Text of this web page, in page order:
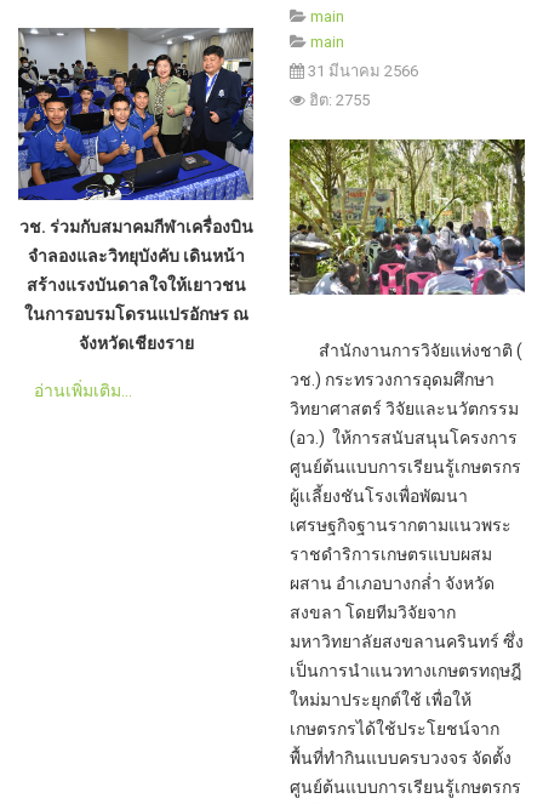
วช. ร่วมกับสมาคมกีฬาเครื่องบิน
จำลองและวิทยุบังคับ เดินหน้า
สร้างแรงบันดาลใจให้เยาวชน
ในการอบรมโดรนแปรอักษร ณ
จังหวัดเชียงราย
อ่านเพิ่มเติม...
main
main
31 มีนาคม 2566
ฮิต: 2755
สำนักงานการวิจัยแห่งชาติ (
วช.) กระทรวงการอุดมศึกษา
วิทยาศาสตร์ วิจัยและนวัตกรรม
(อว.) ให้การสนับสนุนโครงการ
ศูนย์ต้นแบบการเรียนรู้เกษตรกร
ผู้เเลี้ยงชันโรงเพื่อพัฒนา
เศรษฐกิจฐานรากตามแนวพระ
ราชดำริการเกษตรแบบผสม
ผสาน อำเภอบางกล่ำ จังหวัด
สงขลา โดยทีมวิจัยจาก
มหาวิทยาลัยสงขลานครินทร์ ซึ่ง
เป็นการนำแนวทางเกษตรทฤษฎี
ใหม่มาประยุกต์ใช้ เพื่อให้
เกษตรกรได้ใช้ประโยชน์จาก
พื้นที่ทำกินแบบครบวงจร จัดตั้ง
ศูนย์ต้นแบบการเรียนรู้เกษตรกร